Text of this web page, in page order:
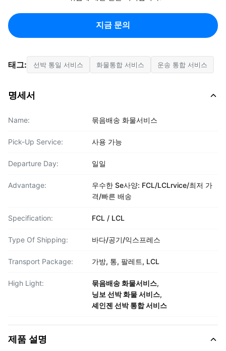
지금 문의
태그: 선박 통일 서비스 화물통합 서비스 운송 통합 서비스
명세서
Name: 묶음배송 화물서비스
Pick-Up Service: 사용 가능
Departure Day: 일일
Advantage:
우수한 Se사양: FCL/LCLrvice/최저 가
격/빠른 배송
Specification: FCL / LCL
Type Of Shipping: 바다/공기/익스프레스
Transport Package: 가방, 통, 팔레트, LCL
High Light: 묶음배송 화물서비스,
닝보 선박 화물 서비스,
셰인젠 선박 통합 서비스
제품 설명